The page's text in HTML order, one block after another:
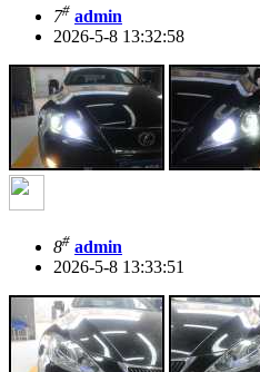
7# admin
2026-5-8 13:32:58
8# admin
2026-5-8 13:33:51